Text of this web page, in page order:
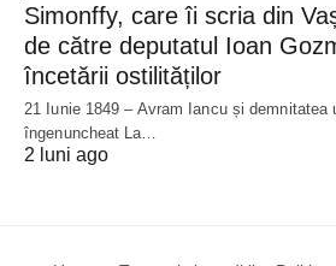
Simonffy, care îi scria din
de către deputatul Ioan
încetării ostilităților
21 Iunie 1849 – Avram Iancu și demnitatea
îngenuncheat La…
2 luni ago